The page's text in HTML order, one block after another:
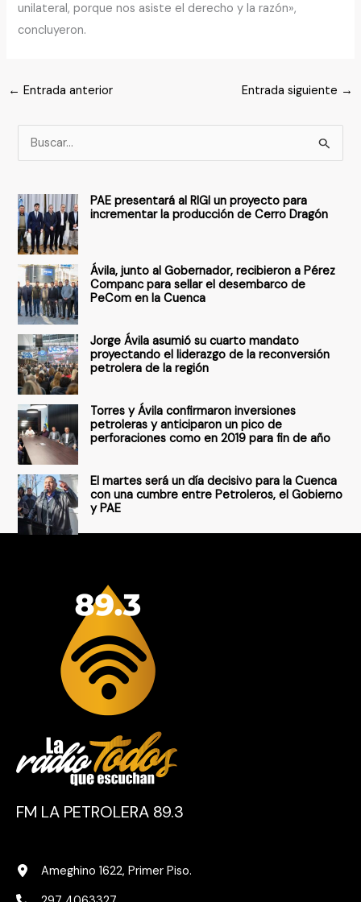
unilateral, porque nos asiste el derecho y la razón»,
concluyeron.
← Entrada anterior Entrada siguiente →
u
c
a
r
o
r
:
PAE presentará al RIGI un proyecto para
incrementar la producción de Cerro Dragón
Ávila, junto al Gobernador, recibieron a Pérez
Companc para sellar el desembarco de
PeCom en la Cuenca
Jorge Ávila asumió su cuarto mandato
proyectando el liderazgo de la reconversión
petrolera de la región
Torres y Ávila confirmaron inversiones
petroleras y anticiparon un pico de
perforaciones como en 2019 para fin de año
El martes será un día decisivo para la Cuenca
con una cumbre entre Petroleros, el Gobierno
y PAE
FM LA PETROLERA 89.3
Ameghino 1622, Primer Piso.